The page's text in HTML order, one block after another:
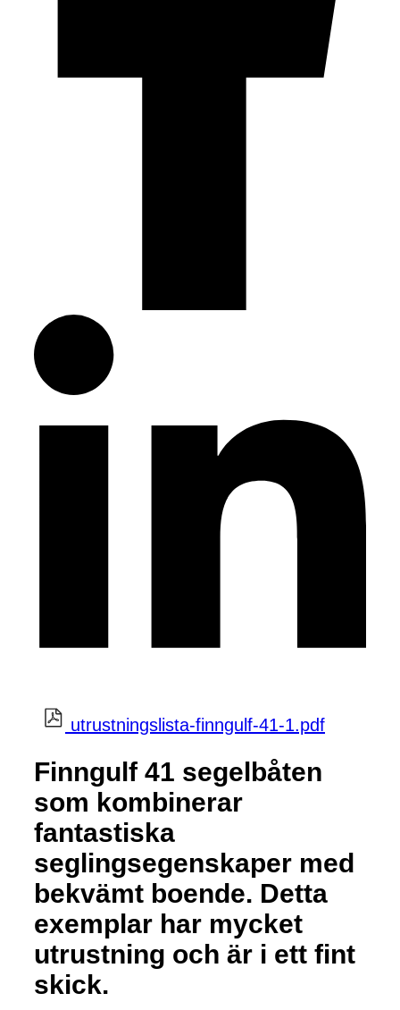
utrustningslista-finngulf-41-1.pdf
Finngulf 41 segelbåten
som kombinerar
fantastiska
seglingsegenskaper med
bekvämt boende. Detta
exemplar har mycket
utrustning och är i ett fint
skick.